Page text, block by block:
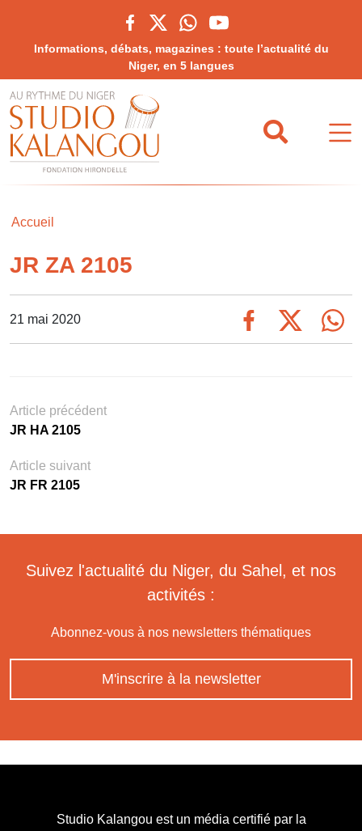
Informations, débats, magazines : toute l’actualité du
Niger, en 5 langues
Accueil
JR ZA 2105
21 mai 2020
Article précédent
JR HA 2105
Article suivant
JR FR 2105
Suivez l'actualité du Niger, du Sahel, et nos
activités :
Abonnez-vous à nos newsletters thématiques
M'inscrire à la newsletter
Studio Kalangou est un média certifié par la